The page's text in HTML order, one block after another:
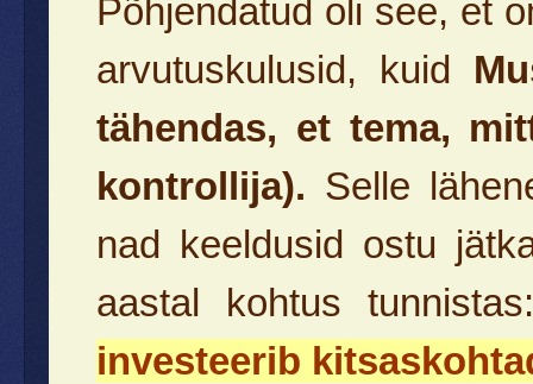
Põhjendatud oli see, et
arvutuskulusid, kuid
tähendas, et tema,
kontrollija). Selle
nad keeldusid ostu
aastal kohtus
investeerib